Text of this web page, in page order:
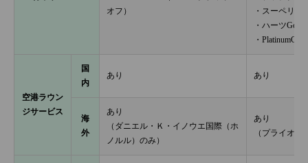
オフ）
・スーペリア
・ハーツ
・
空港ラウン
ジサービス
国
内
あり あり
海
外
あり
（ダニエル・Ｋ・イノウエ国際（ホ
ノルル）のみ）
あり
（プライオリ